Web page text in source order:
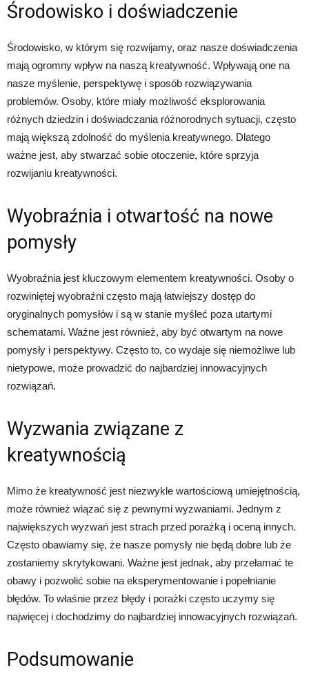
Środowisko i doświadczenie
Środowisko, w którym się rozwijamy, oraz nasze doświadczenia
mają ogromny wpływ na naszą kreatywność. Wpływają one na
nasze myślenie, perspektywę i sposób rozwiązywania
problemów. Osoby, które miały możliwość eksplorowania
różnych dziedzin i doświadczania różnorodnych sytuacji, często
mają większą zdolność do myślenia kreatywnego. Dlatego
ważne jest, aby stwarzać sobie otoczenie, które sprzyja
rozwijaniu kreatywności.
Wyobraźnia i otwartość na nowe
pomysły
Wyobraźnia jest kluczowym elementem kreatywności. Osoby o
rozwiniętej wyobraźni często mają łatwiejszy dostęp do
oryginalnych pomysłów i są w stanie myśleć poza utartymi
schematami. Ważne jest również, aby być otwartym na nowe
pomysły i perspektywy. Często to, co wydaje się niemożliwe lub
nietypowe, może prowadzić do najbardziej innowacyjnych
rozwiązań.
Wyzwania związane z
kreatywnością
Mimo że kreatywność jest niezwykle wartościową umiejętnością,
może również wiązać się z pewnymi wyzwaniami. Jednym z
największych wyzwań jest strach przed porażką i oceną innych.
Często obawiamy się, że nasze pomysły nie będą dobre lub że
zostaniemy skrytykowani. Ważne jest jednak, aby przełamać te
obawy i pozwolić sobie na eksperymentowanie i popełnianie
błędów. To właśnie przez błędy i porażki często uczymy się
najwięcej i dochodzimy do najbardziej innowacyjnych rozwiązań.
Podsumowanie